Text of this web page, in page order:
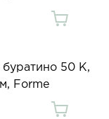
50 K,
Forme